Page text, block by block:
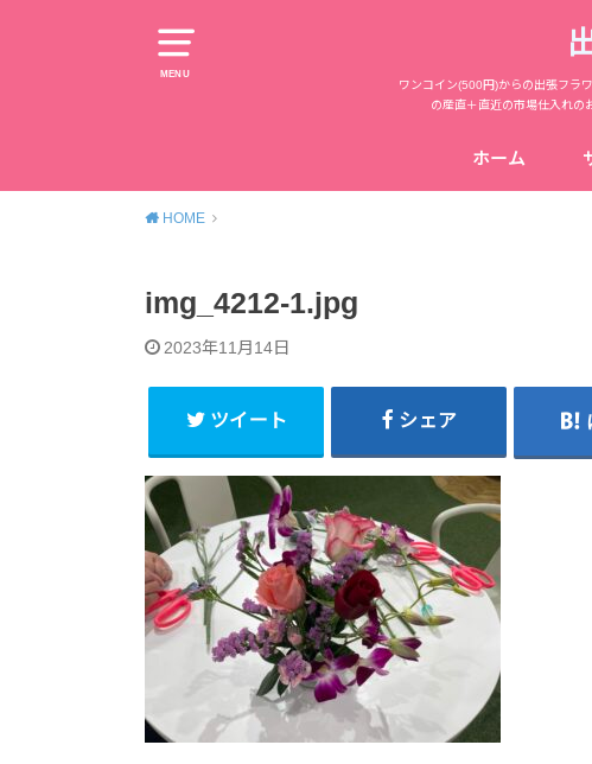
MENU
ワンコイン(500円)からの出張フラ
の産直＋直近の市場仕入れの
ホーム
HOME
img_4212-1.jpg
2023年11月14日
ツイート シェア